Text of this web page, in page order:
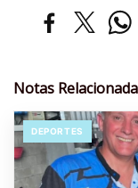
Notas
DEPORTES